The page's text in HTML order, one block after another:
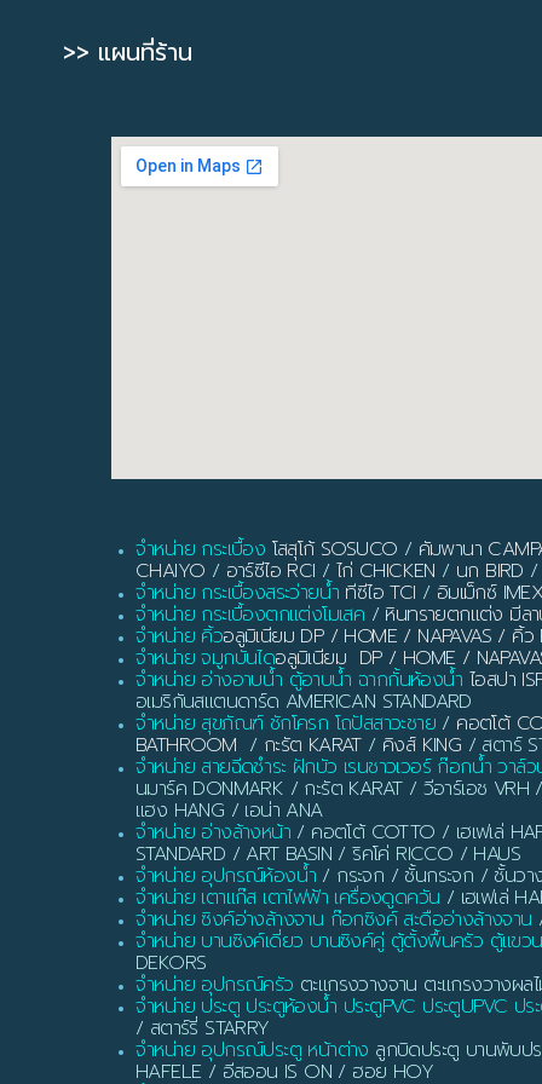
>> แผนที่ร้าน
จำหน่าย กระเบื้อง โสสุโก้ SOSUCO / คัมพานา
CHAIYO / อาร์ซีไอ RCI / ไก่ CHICKEN / นก BIRD /
จำหน่าย กระเบื้องสระว่ายน้ำ ทีซีไอ TCI / อิมเม็กซ์
จำหน่าย กระเบื้องตกแต่งโมเสค / หินทรายตกแต่ง มีลา
จำหน่าย คิ้วอลูมิเนียม DP / HOME / NAPAVAS / คิ้ว
จำหน่าย จมูกบันไดอลูมิเนียม DP / HOME /
จำหน่าย อ่างอาบน้ำ ตู้อาบน้ำ ฉากกั้นห้องน้ำ ไอสปา
อเมริกันสแตนดาร์ด AMERICAN STANDARD
จำหน่าย สุขภัณฑ์ ชักโครก โถปัสสาวะชาย / คอตโต้
BATHROOM / กะรัต KARAT/ คิงส์ KING / สตาร์
จำหน่าย สายฉีดชำระ ฝักบัว เรนชาวเวอร์ ก๊อกน้ำ วาล์
นมาร์ค DONMARK / กะรัต KARAT / วีอาร์เอช
แฮง HANG / เอน่า ANA
จำหน่าย อ่างล้างหน้า / คอตโต้ COTTO / เฮเฟเล่
STANDARD / ART BASIN / ริคโค่ RICCO / HAUS
จำหน่าย อุปกรณ์ห้องน้ำ / กระจก / ชั้นกระจก / ชั้นว
จำหน่าย เตาแก๊ส เตาไฟฟ้า เครื่องดูดควัน / เฮเฟเล่
จำหน่าย ซิงค์อ่างล้างจาน ก๊อกซิงค์ สะดืออ่างล้างจาน
จำหน่าย บานซิงค์เดี่ยว บานซิงค์คู่ ตู้ตั้งพื้นครัว ตู้แขว
DEKORS
จำหน่าย อุปกรณ์ครัว ตะแกรงวางจาน ตะแกรงวางผล
จำหน่าย ประตู ประตูห้องน้ำ ประตูPVC ประตูUPVC ปร
/ สตาร์รี่ STARRY
จำหน่าย อุปกรณ์ประตู หน้าต่าง ลูกบิดประตู บานพับป
HAFELE / อีสออน IS ON / ฮอย HOY